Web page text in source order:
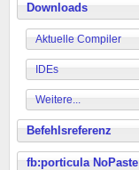
Downloads
Aktuelle Compiler
IDEs
Weitere...
Befehlsreferenz
fb:porticula NoPaste